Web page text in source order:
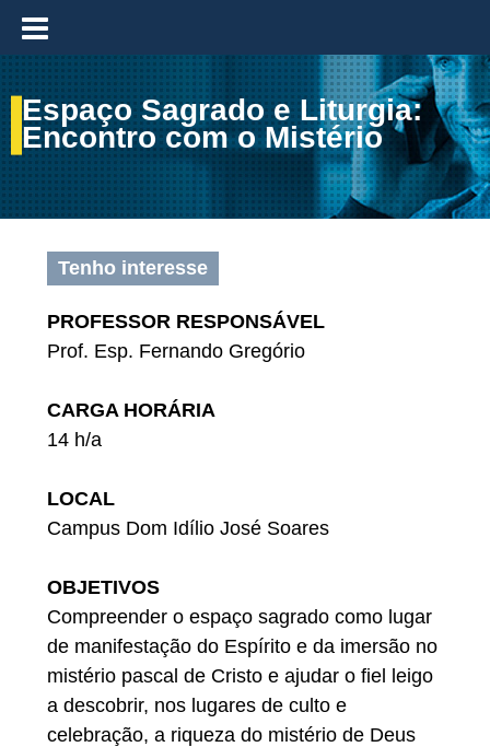
≡
Espaço Sagrado e Liturgia:
Encontro com o Mistério
Tenho interesse
PROFESSOR RESPONSÁVEL
Prof. Esp. Fernando Gregório
CARGA HORÁRIA
14 h/a
LOCAL
Campus Dom Idílio José Soares
OBJETIVOS
Compreender o espaço sagrado como lugar
de manifestação do Espírito e da imersão no
mistério pascal de Cristo e ajudar o fiel leigo
a descobrir, nos lugares de culto e
celebração, a riqueza do mistério de Deus